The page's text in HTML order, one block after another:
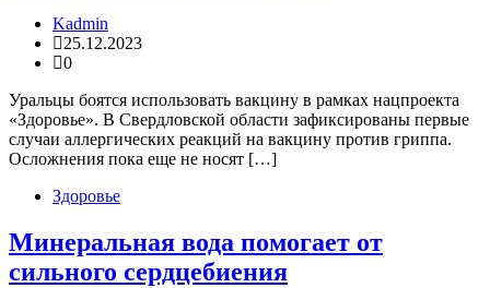
Kadmin
25.12.2023
0
Уральцы боятся использовать вакцину в рамках нацпроекта
«Здоровье». В Свердловской области зафиксированы первые
случаи аллергических реакций на вакцину против гриппа.
Осложнения пока еще не носят […]
Здоровье
Минеральная вода помогает от
сильного сердцебиения